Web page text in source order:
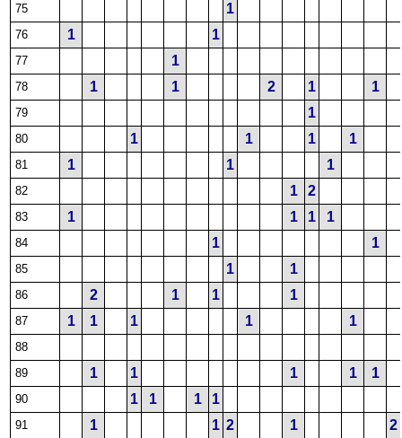
75 1
76 1 1
77 1
78 1 1 2 1 1
79 1
80 1 1 1 1
81 1 1 1
82 1 2
83 1 1 1 1
84 1 1
85 1 1
86 2 1 1 1
87 1 1 1 1 1
88
89
1 1 1 1 1
90 1 1 1 1
91 1 1 2 1 2